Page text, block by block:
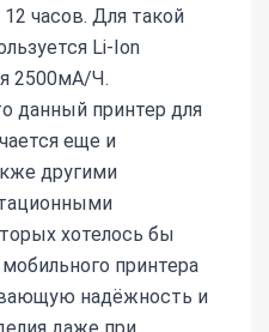
часов. Для такой
Li-Ion
2500мА/Ч.
данный принтер для
еще и
другими
хотелось бы
принтера
надёжность и